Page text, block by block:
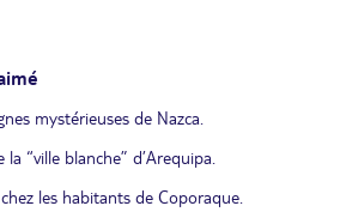
mystérieuses de Nazca.
“ville blanche” d’Arequipa.
les habitants de Coporaque.